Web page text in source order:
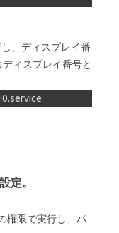
、ディスプレイ番
ィスプレイ番号と
定。
権限で実行し、パ